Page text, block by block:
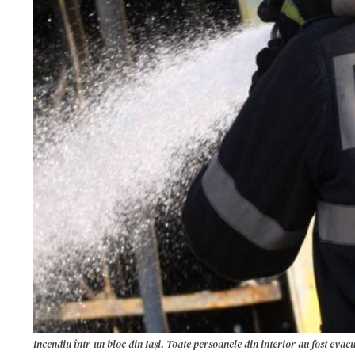
Incendiu într-un bloc din Iași. Toate persoanele din interior au fost